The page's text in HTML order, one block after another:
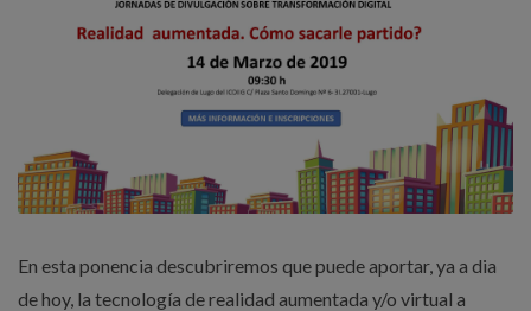
En esta ponencia descubriremos que puede aportar, ya a dia
de hoy, la tecnología de realidad aumentada y/o virtual a